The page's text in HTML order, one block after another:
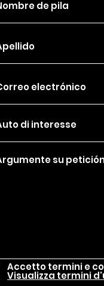
Accetto termini e
Visualizza termini